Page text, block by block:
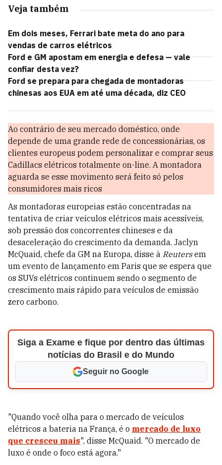
Veja também
Em dois meses, Ferrari bate meta do ano para
vendas de carros elétricos
Ford e GM apostam em energia e defesa — vale
confiar desta vez?
Ford se prepara para chegada de montadoras
chinesas aos EUA em até uma década, diz CEO
Ao contrário de seu mercado doméstico, onde
depende de uma grande rede de concessionárias, os
clientes europeus podem personalizar e comprar seus
Cadillacs elétricos totalmente on-line. A montadora
aguarda se esse movimento será feito só pelos
consumidores mais ricos
As montadoras europeias estão concentradas na
tentativa de criar veículos elétricos mais acessíveis,
sob pressão dos concorrentes chineses e da
desaceleração do crescimento da demanda. Jaclyn
McQuaid, chefe da GM na Europa, disse à Reutersem
um evento de lançamento em Paris que se espera que
os SUVs elétricos continuem sendo o segmento de
crescimento mais rápido para veículos de emissão
zero carbono.
Siga a Exame e fique por dentro das últimas
notícias do Brasil e do Mundo
Seguir no Google
"Quando você olha para o mercado de veículos
elétricos a bateria na França, é o mercado de luxo
que cresceu mais", disse McQuaid. "O mercado de
luxo é onde o foco está agora."